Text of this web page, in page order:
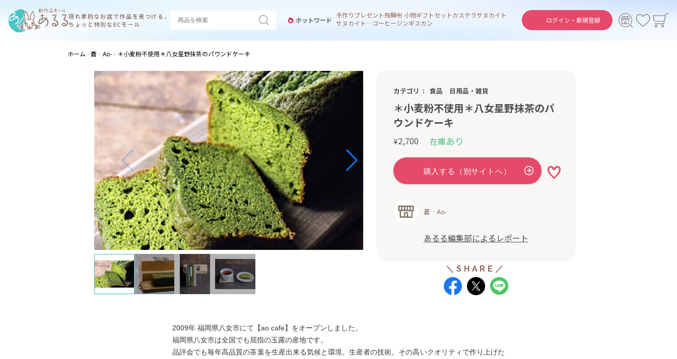
隠れ家的なお店で作品を見つける、
ちょっと特別なECモール
ログイン・ 新規登録
ホットワード
手作りプレゼント飛騨布 小物ギフトセットカステラサヌカイト
サヌカイト 風鈴コーヒージンギスカン
ホーム 蒼‐Ao- ＊小麦粉不使用＊八女星野抹茶のパウンドケーキ
カテゴリ 食品 日用品・雑貨
＊小麦粉不使用＊八女星野抹茶のパ
ウンドケーキ
¥2,700 在庫あり
蒼‐Ao-
あるる編集部によるレポート
2009年 福岡県八女市にて【ao cafe】をオープンしました。
福岡県八女市は全国でも屈指の玉露の産地です。
品評会でも毎年高品質の茶葉を生産出来る気候と環境。生産者の技術。その高いクオリティで作り上げた